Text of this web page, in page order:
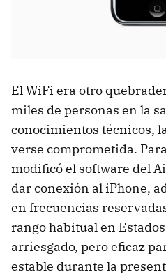
El WiFi era otro
miles de personas en la
conocimientos técnicos,
verse comprometida.
modificó el software del
dar conexión al iPhone,
en frecuencias
rango habitual en
arriesgado, pero eficaz
estable durante la